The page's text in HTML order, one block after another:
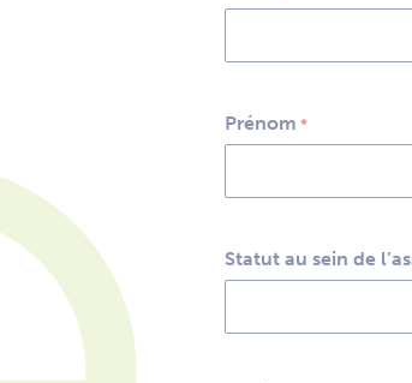
Prénom *
Statut au sein de